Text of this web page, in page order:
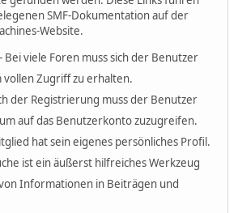
SMF-Dokumentation auf der
Website.
- Bei viele Foren muss sich der Benutzer
Zugriff zu erhalten.
der Registrierung muss der Benutzer
auf das Benutzerkonto zuzugreifen.
hat sein eigenes persönliches Profil.
ist ein äußerst hilfreiches Werkzeug
Informationen in Beiträgen und